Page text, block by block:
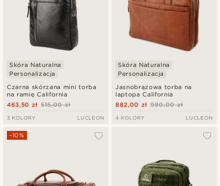
Czarna skórzana mini torba
na ramię California
Skóra Naturalna
Personalizacja
515,00 zł
463,50 zł
3 KOLORY LUCLEON
Jasnobrązowa torba na
laptopa California
Skóra Naturalna
Personalizacja
980,00 zł
882,00 zł
4 KOLORY LUCLEON
-10%